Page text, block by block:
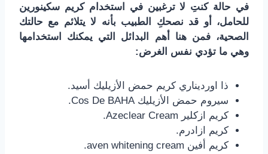
في حالة كنتِ لا ترغبين في استخدام كريم سكينورين
للحامل، أو قد نصحكِ الطبيب بأنه لا يتلائم مع حالتك
الصحية، فمن هنا أهم البدائل التي يمكنك استخدامها
وهي ما تؤدي نفس الغرض:
ذا اورديناري كريم حمض الأزيليك أسيد.
سيروم حمض الأزيليك Cos De BAHA.
كريم ازكلير Azeclear Cream.
كريم ازادرم.
كريم أفين aven whitening cream.